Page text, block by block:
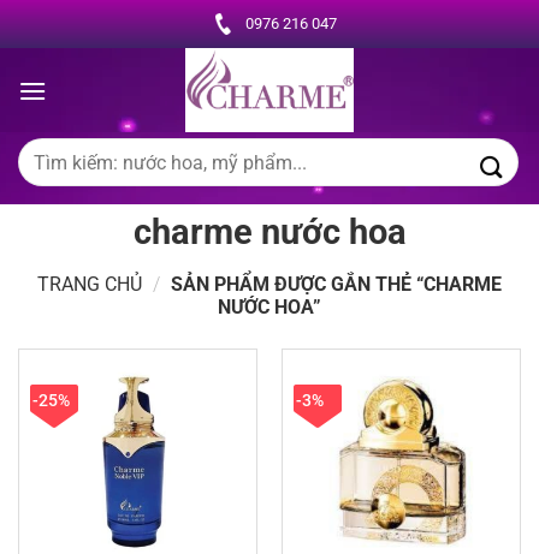
Chuyển
đến
dung
0976 216 047
Tìm
kiếm:
charme nước hoa
TRANG CHỦ / SẢN PHẨM ĐƯỢC GẮN THẺ “CHARME
NƯỚC HOA”
-25% -3%